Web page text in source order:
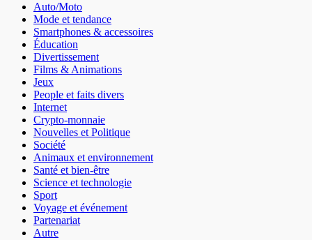
Auto/Moto
Mode et tendance
Smartphones & accessoires
Éducation
Divertissement
Films & Animations
Jeux
People et faits divers
Internet
Crypto-monnaie
Nouvelles et Politique
Société
Animaux et environnement
Santé et bien-être
Science et technologie
Sport
Voyage et événement
Partenariat
Autre